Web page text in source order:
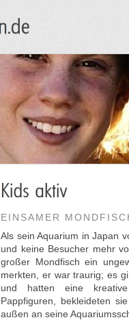
EINSAMER
Als sein Aquarium in Japan
und keine Besucher mehr
großer Mondfisch ein
merkten, er war traurig; es
und hatten eine
Pappfiguren, bekleideten
außen an seine